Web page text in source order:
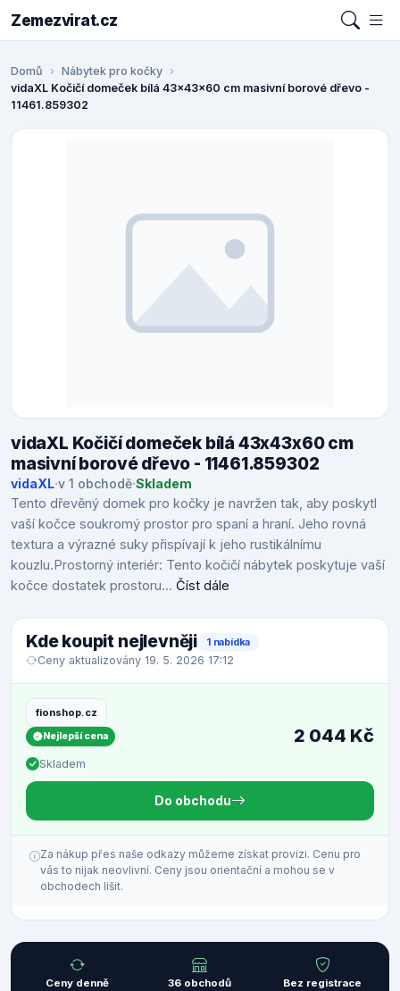
Zemezvirat.cz
Domů
Nábytek pro kočky
vidaXL Kočičí domeček bílá 43x43x60 cm masivní borové dřevo -
11461.859302
vidaXL Kočičí domeček bílá 43x43x60 cm
masivní borové dřevo - 11461.859302
vidaXL·v 1 obchodě·Skladem
Tento dřevěný domek pro kočky je navržen tak, aby poskytl
vaší kočce soukromý prostor pro spaní a hraní. Jeho rovná
textura a výrazné suky přispívají k jeho rustikálnímu
kouzlu.Prostorný interiér: Tento kočičí nábytek poskytuje vaší
kočce dostatek prostoru... Číst dále
Kde koupit nejlevněji 1 nabídka
Ceny aktualizovány 19. 5. 2026 17:12
fionshop.cz
Nejlepší cena
Skladem
2 044 Kč
Do obchodu
Za nákup přes naše odkazy můžeme získat provizi. Cenu pro
vás to nijak neovlivní. Ceny jsou orientační a mohou se v
obchodech lišit.
Ceny denně 36 obchodů Bez registrace